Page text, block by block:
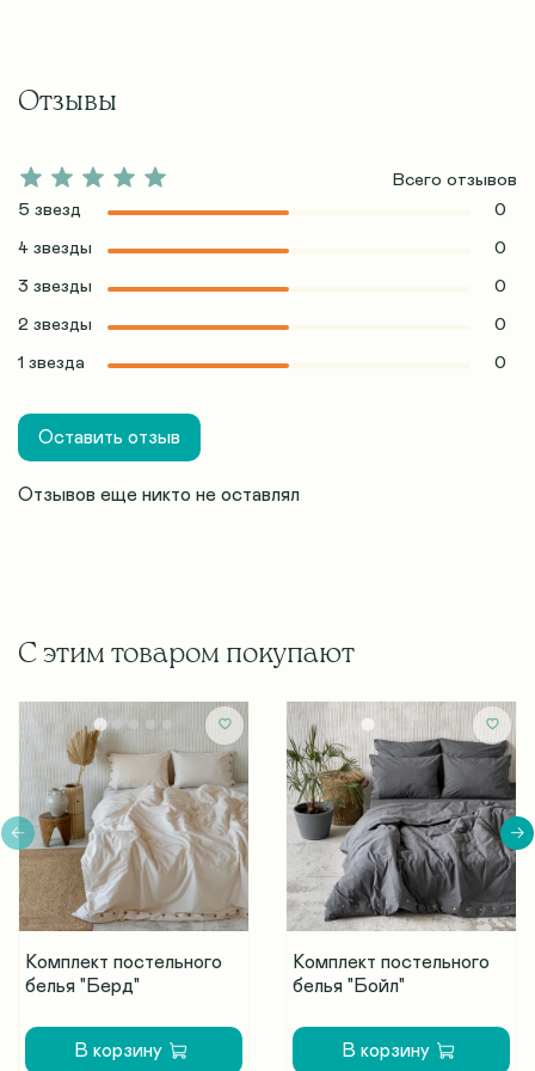
Отзывы
Отзывов еще никто не оставлял
Всего отзывов
5 звезд
0
4 звезды 0
3 звезды 0
2 звезды 0
1 звезда 0
Оставить отзыв
С этим товаром покупают
Комплект постельного
белья "Берд"
В корзину
Комплект постельного
белья "Бойл"
В корзину